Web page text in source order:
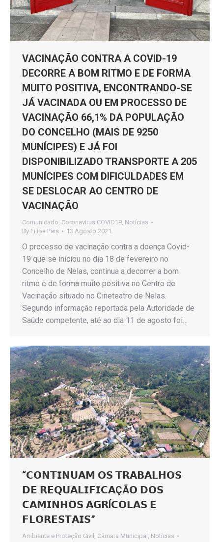
VACINAÇÃO CONTRA A COVID-19
DECORRE A BOM RITMO E DE FORMA
MUITO POSITIVA, ENCONTRANDO-SE
JÁ VACINADA OU EM PROCESSO DE
VACINAÇÃO 66,1% DA POPULAÇÃO
DO CONCELHO (MAIS DE 9250
MUNÍCIPES) E JÁ FOI
DISPONIBILIZADO TRANSPORTE A 205
MUNÍCIPES COM DIFICULDADES EM
SE DESLOCAR AO CENTRO DE
VACINAÇÃO
Comunicado Coronavirus COVID19 Notícias
By Filipa Pais 13 Agosto 2021
O processo de vacinação contra a doença Covid-
19 que se iniciou no dia 18 de fevereiro no
Concelho de Nelas, continua a decorrer a bom
ritmo e de forma muito positiva no Centro de
Vacinação situado no Cineteatro de Nelas.
Segundo informação reportada pela Autoridade de
Saúde competente, até ao dia 11 de agosto foi…
“𝗖𝗢𝗡𝗧𝗜𝗡𝗨𝗔𝗠 𝗢𝗦 𝗧𝗥𝗔𝗕𝗔𝗟𝗛𝗢𝗦
𝗗𝗘 𝗥𝗘𝗤𝗨𝗔𝗟𝗜𝗙𝗜𝗖𝗔ÇÃ𝗢 𝗗𝗢𝗦
𝗖𝗔𝗠𝗜𝗡𝗛𝗢𝗦 𝗔𝗚𝗥Í𝗖𝗢𝗟𝗔𝗦 𝗘
𝗙𝗟𝗢𝗥𝗘𝗦𝗧𝗔𝗜𝗦”
Ambiente e Proteção Civil , Câmara Municipal , Notícias